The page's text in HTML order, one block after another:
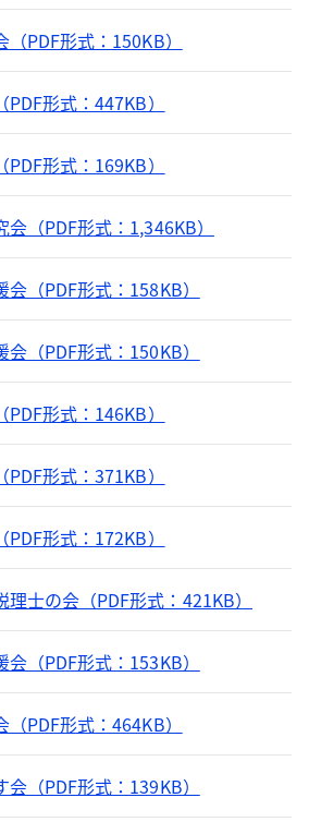
PDF形式：150KB）
形式：447KB）
形式：169KB）
（PDF形式：1,346KB）
（PDF形式：158KB）
（PDF形式：150KB）
形式：146KB）
形式：371KB）
形式：172KB）
士の会（PDF形式：421KB）
（PDF形式：153KB）
PDF形式：464KB）
（PDF形式：139KB）